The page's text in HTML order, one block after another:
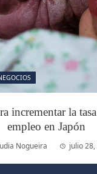
incrementar la
empleo en Japón
Nogueira julio